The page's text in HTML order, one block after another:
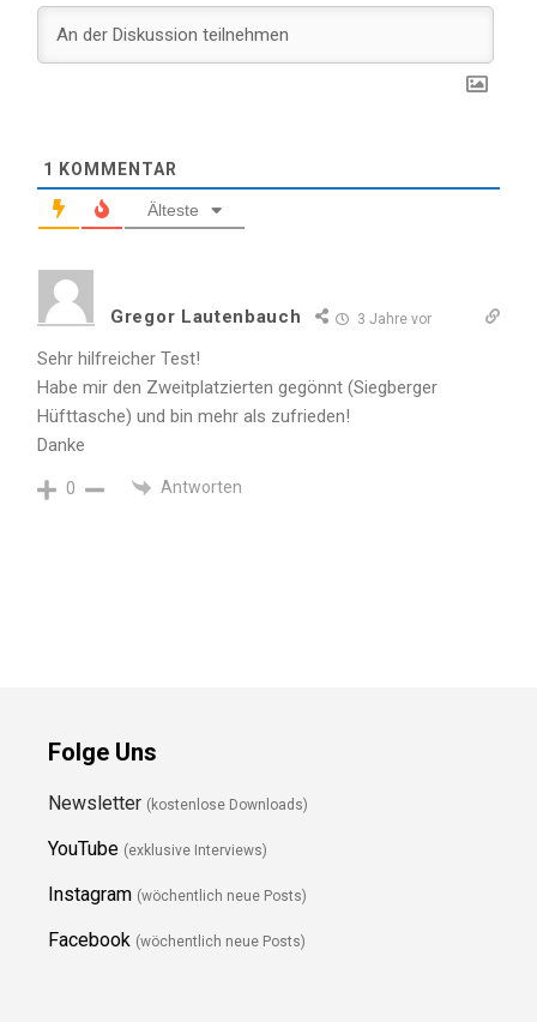
1 KOMMENTAR
Älteste
Gregor Lautenbauch 3 Jahre vor
Sehr hilfreicher Test!
Habe mir den Zweitplatzierten gegönnt (Siegberger
Hüfttasche) und bin mehr als zufrieden!
Danke
0 Antworten
Folge Uns
Newsletter (kostenlose Downloads)
YouTube (exklusive Interviews)
Instagram (wöchentlich neue Posts)
Facebook (wöchentlich neue Posts)